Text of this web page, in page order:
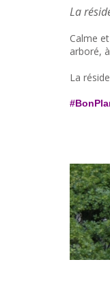
La
Calme
arboré,
La